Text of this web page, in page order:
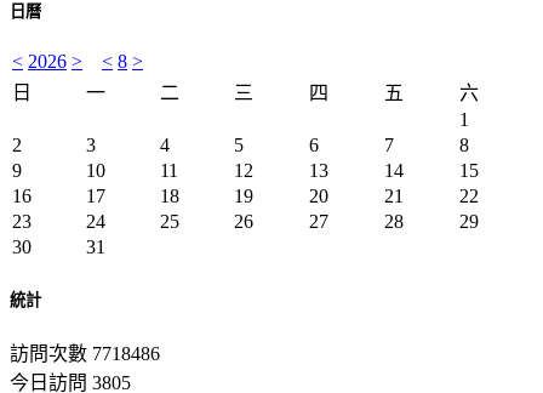
日曆
< 2026 > < 8 >
日
一 二 三 四 五
六
1
2
3 4 5 6 7
8
9
10 11 12 13 14
15
16
17 18 19 20 21
22
23
24 25 26 27 28
29
30
31
統計
訪問次數 7718486
今日訪問 3805